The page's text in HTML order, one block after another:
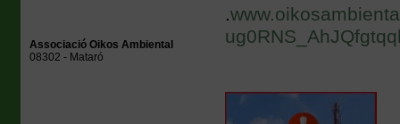
Associació Oikos Ambiental
08302 - Mataró
.